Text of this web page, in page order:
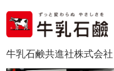
牛乳石鹸共進社株式会